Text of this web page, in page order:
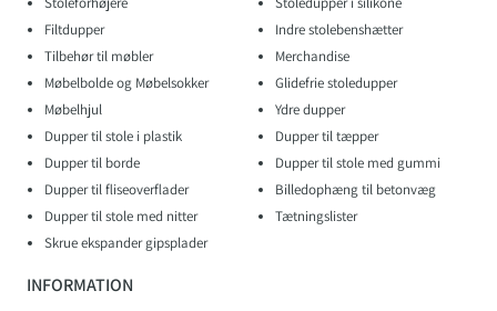
Loftophæng
Stoleforhøjere
Filtdupper
Tilbehør til møbler
Møbelbolde og Møbelsokker
Møbelhjul
Dupper til stole i plastik
Dupper til borde
Dupper til fliseoverflader
Dupper til stole med nitter
Skrue ekspander gipsplader
Dupper til senge
Stoledupper i silikone
Indre stolebenshætter
Merchandise
Glidefrie stoledupper
Ydre dupper
Dupper til tæpper
Dupper til stole med gummi
Billedophæng til betonvæg